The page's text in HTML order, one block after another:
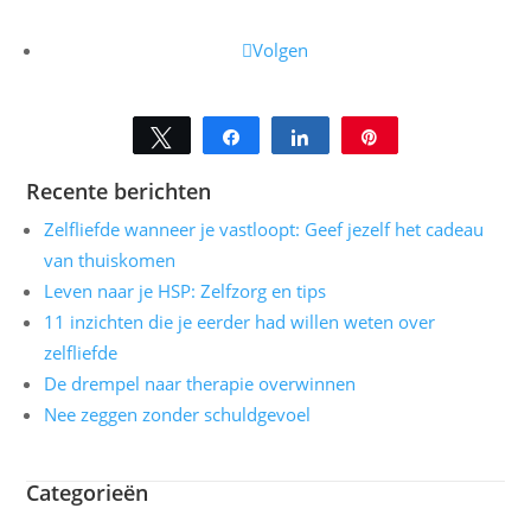
Volgen
Tweet Share Share
Recente berichten
Zelfliefde wanneer je vastloopt: Geef jezelf het cadeau
van thuiskomen
Leven naar je HSP: Zelfzorg en tips
11 inzichten die je eerder had willen weten over
zelfliefde
De drempel naar therapie overwinnen
Nee zeggen zonder schuldgevoel
Categorieën